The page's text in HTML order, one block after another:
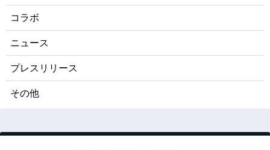
コラボ
ニュース
プレスリリース
その他